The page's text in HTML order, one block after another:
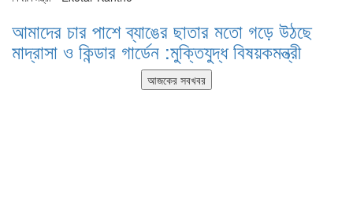
আমাদের চার পাশে ব্যাঙের ছাতার মতো গড়ে উঠছে
মাদ্রাসা ও কিন্ডার গার্ডেন :মুক্তিযুদ্ধ বিষয়কমন্ত্রী